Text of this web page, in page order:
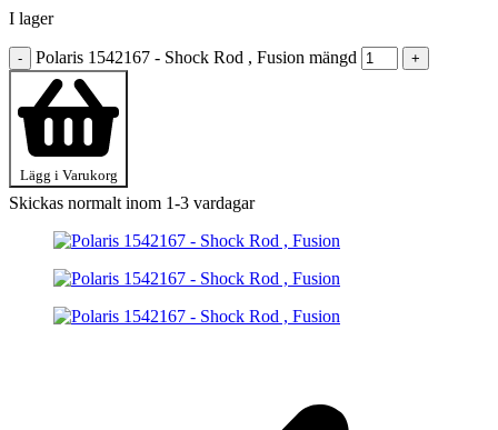
I lager
- Polaris 1542167 - Shock Rod , Fusion mängd +
Lägg i Varukorg
Skickas normalt inom 1-3 vardagar